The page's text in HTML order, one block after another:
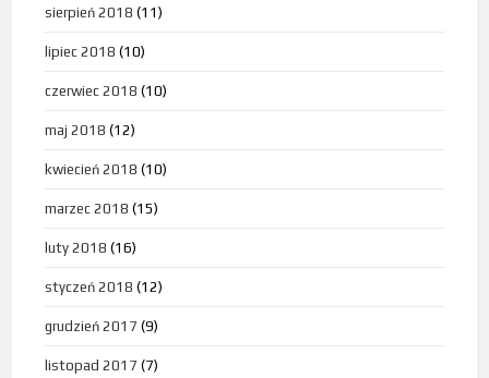
sierpień 2018 (11)
lipiec 2018 (10)
czerwiec 2018 (10)
maj 2018 (12)
kwiecień 2018 (10)
marzec 2018 (15)
luty 2018 (16)
styczeń 2018 (12)
grudzień 2017 (9)
listopad 2017 (7)